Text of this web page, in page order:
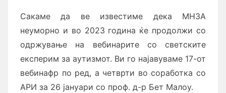
Сакаме да ве известиме дека МНЗА
неуморно и во 2023 година ќе продолжи со
одржување на вебинарите со светските
експерим за аутизмот. Ви го најавуваме 17-от
вебинафр по ред, а четврти во соработка со
АРИ за 26 јануари со проф. д-р Бет Малоу.